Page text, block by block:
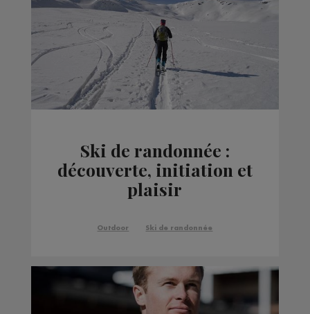
Ski de randonnée :
découverte, initiation et
plaisir
Outdoor Ski de randonnée